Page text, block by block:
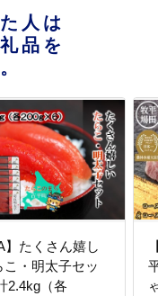
人は
品を
】たくさん嬉し
こ・明太子セッ
2.4kg（各